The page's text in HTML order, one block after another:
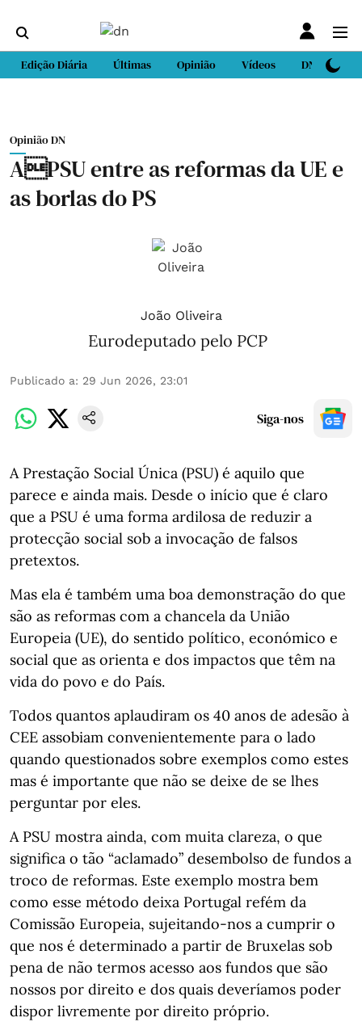
Edição Diária Últimas Opinião Vídeos DN Sport
Opinião DN
APSU entre as reformas da UE e
as borlas do PS
João Oliveira
Eurodeputado pelo PCP
Publicado a: 29 Jun 2026, 23:01
Siga-nos
A Prestação Social Única (PSU) é aquilo que
parece e ainda mais. Desde o início que é claro
que a PSU é uma forma ardilosa de reduzir a
protecção social sob a invocação de falsos
pretextos.
Mas ela é também uma boa demonstração do que
são as reformas com a chancela da União
Europeia (UE), do sentido político, económico e
social que as orienta e dos impactos que têm na
vida do povo e do País.
Todos quantos aplaudiram os 40 anos de adesão à
CEE assobiam convenientemente para o lado
quando questionados sobre exemplos como estes
mas é importante que não se deixe de se lhes
perguntar por eles.
A PSU mostra ainda, com muita clareza, o que
significa o tão “aclamado” desembolso de fundos a
troco de reformas. Este exemplo mostra bem
como esse método deixa Portugal refém da
Comissão Europeia, sujeitando-nos a cumprir o
que nos é determinado a partir de Bruxelas sob
pena de não termos acesso aos fundos que são
nossos por direito e dos quais deveríamos poder
dispor livremente por direito próprio.